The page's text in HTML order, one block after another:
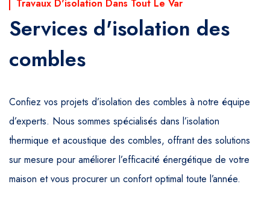
Travaux D'isolation Dans Tout Le Var
Services d'isolation des
combles
Confiez vos projets d’isolation des combles à notre équipe
d’experts. Nous sommes spécialisés dans l’isolation
thermique et acoustique des combles, offrant des solutions
sur mesure pour améliorer l’efficacité énergétique de votre
maison et vous procurer un confort optimal toute l’année.